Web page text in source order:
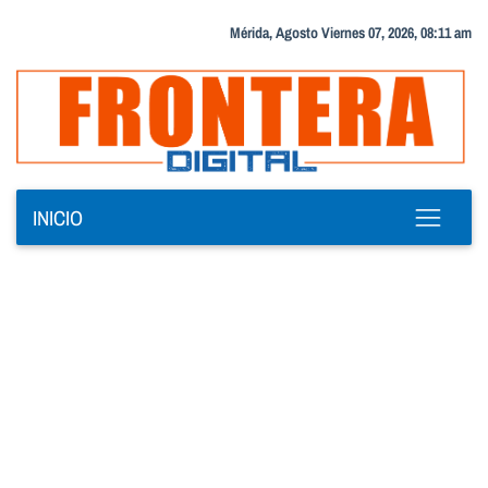
Mérida, Agosto Viernes 07, 2026, 08:11 am
INICIO